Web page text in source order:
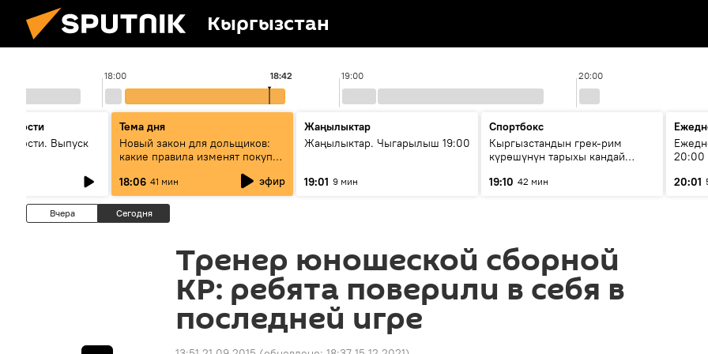
Кыргызстан
18:00 19:00 20:00
18:42
Выпуск
Тема дня
Новый закон для дольщиков:
какие правила изменят покупку
18:06 41 мин эфир
Жаңылыктар
Жаңылыктар. Чыгарылыш 19:00
19:01 9 мин
Спортбокс
Кыргызстандын грек-рим
күрөшүнүн тарыхы кандай
19:10 42 мин
20:00
20:01
Вчера Сегодня
Тренер юношеской сборной
КР: ребята поверили в себя в
последней игре